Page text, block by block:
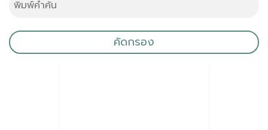
คัดกรอง